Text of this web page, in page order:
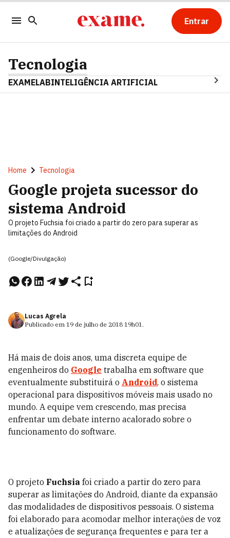
Entrar
Tecnologia
EXAMELABINTELIGÊNCIA ARTIFICIAL
Home Tecnologia
Google projeta sucessor do
sistema Android
O projeto Fuchsia foi criado a partir do zero para superar as
limitações do Android
(Google/Divulgação)
Lucas Agrela
Publicado em 19 de julho de 2018 19h01.
Há mais de dois anos, uma discreta equipe de
engenheiros do Google trabalha em software que
eventualmente substituirá o Android, o sistema
operacional para dispositivos móveis mais usado no
mundo. A equipe vem crescendo, mas precisa
enfrentar um debate interno acalorado sobre o
funcionamento do software.
O projeto Fuchsia foi criado a partir do zero para
superar as limitações do Android, diante da expansão
das modalidades de dispositivos pessoais. O sistema
foi elaborado para acomodar melhor interações de voz
e atualizações de segurança frequentes e para ter a